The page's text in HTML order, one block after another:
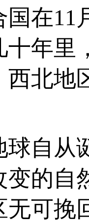
在11
十年里
西北地
球自从
变的自
无可挽